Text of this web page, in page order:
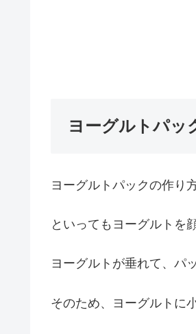
ヨーグルトパッ
ヨーグルトパックの作り
といってもヨーグルトを
ヨーグルトが垂れて、パ
そのため、ヨーグルトに